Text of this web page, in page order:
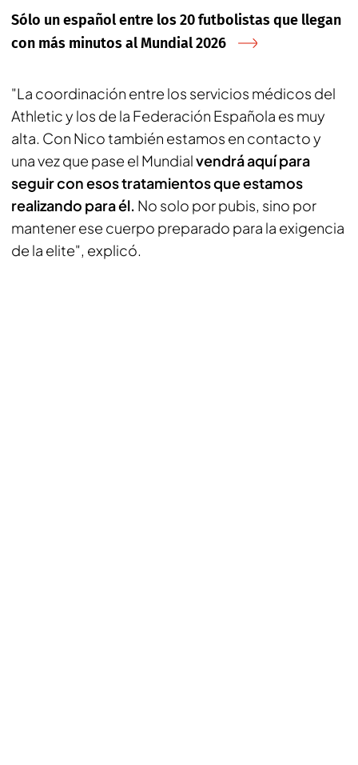
Sólo un español entre los 20 futbolistas que llegan
con más minutos al Mundial 2026
"La coordinación entre los servicios médicos del
Athletic y los de la Federación Española es muy
alta. Con Nico también estamos en contacto y
una vez que pase el Mundialvendrá aquí para
seguir con esos tratamientos que estamos
realizando para él. No solo por pubis, sino por
mantener ese cuerpo preparado para la exigencia
de la elite", explicó.